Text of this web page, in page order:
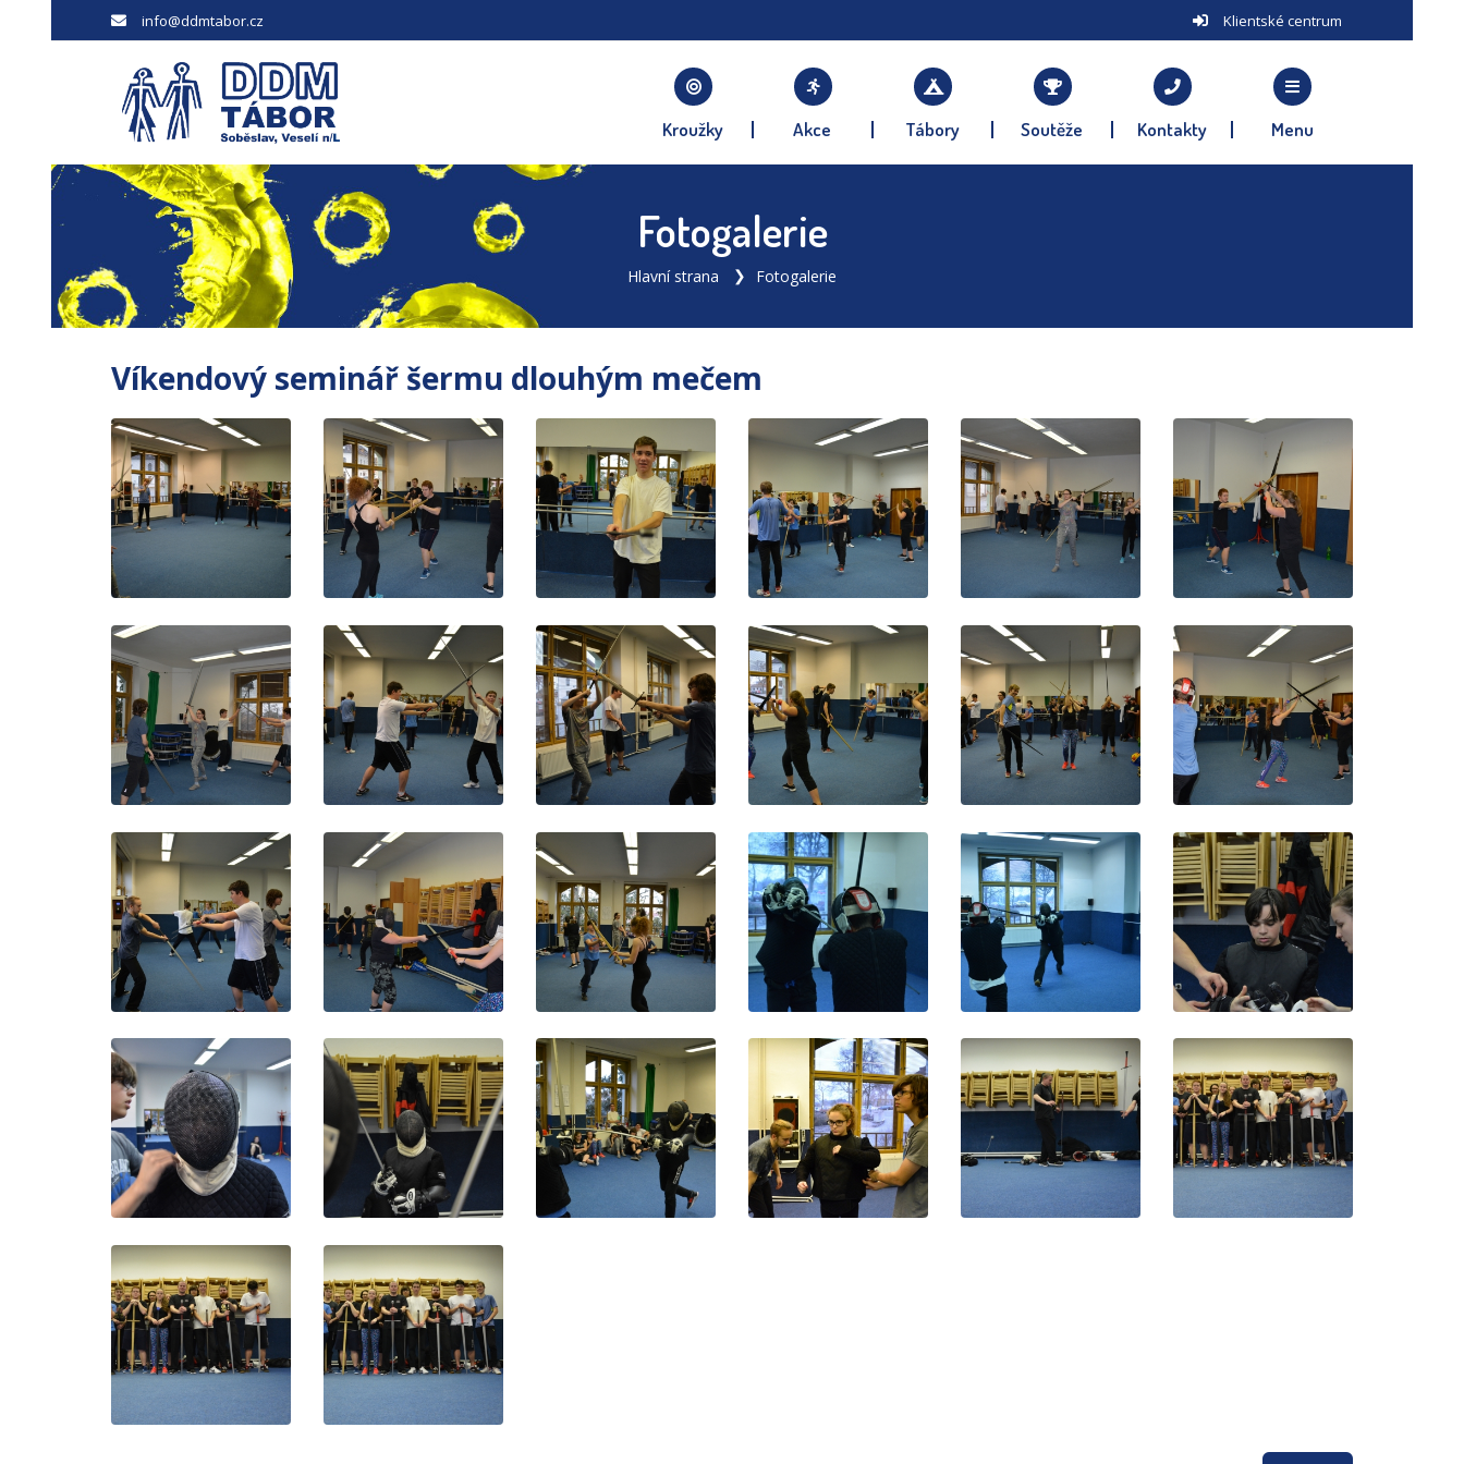
info@ddmtabor.cz Klientské centrum
Kroužky Akce Tábory Soutěže Kontakty Menu
Fotogalerie
Hlavní strana Fotogalerie
Víkendový seminář šermu dlouhým mečem